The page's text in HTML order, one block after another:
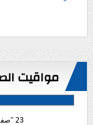
مواقيت
23